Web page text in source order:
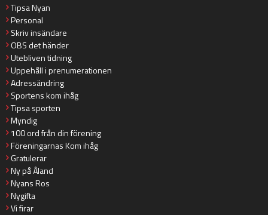
Tipsa Nyan
Personal
Skriv insändare
OBS det händer
Utebliven tidning
Uppehåll i prenumerationen
Adressändring
Sportens kom ihåg
Tipsa sporten
Myndig
100 ord från din förening
Föreningarnas Kom ihåg
Gratulerar
Ny på Åland
Nyans Ros
Nygifta
Vi firar